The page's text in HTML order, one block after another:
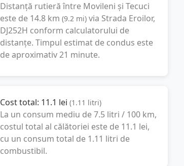
Distanță rutieră între Movileni și Tecuci
este de 14.8 km (9.2 mi) via Strada Eroilor,
DJ252H conform calculatorului de
distanțe. Timpul estimat de condus este
de aproximativ21 minute.
Cost total: 11.1 lei (1.11 litri)
La un consum mediu de7.5 litri / 100 km,
costul total al călătoriei este de 11.1 lei,
cu un consum total de 1.11 litri de
combustibil.